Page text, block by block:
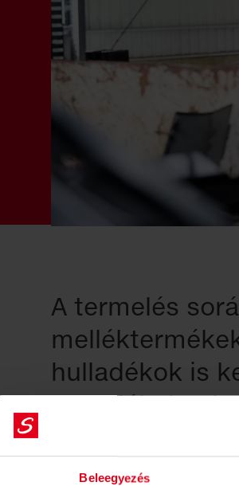
Beleegyezés
A termelés
hulladékok is
hulladékoknak
és képződő
méretű gyűjtő